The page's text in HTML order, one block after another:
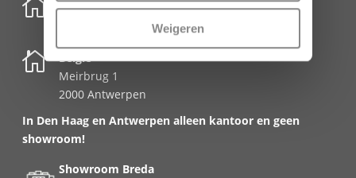
Weigeren

Nederland

België
Meirbrug 1
2000 Antwerpen
In Den Haag en Antwerpen alleen kantoor en geen
showroom!
Showroom Breda